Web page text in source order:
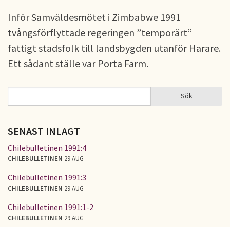
Inför Samväldesmötet i Zimbabwe 1991
tvångsförflyttade regeringen ”temporärt”
fattigt stadsfolk till landsbygden utanför Harare.
Ett sådant ställe var Porta Farm.
SÖKFORMULÄR Sök
SENAST INLAGT
Chilebulletinen 1991:4
CHILEBULLETINEN 29 AUG
Chilebulletinen 1991:3
CHILEBULLETINEN 29 AUG
Chilebulletinen 1991:1-2
CHILEBULLETINEN 29 AUG